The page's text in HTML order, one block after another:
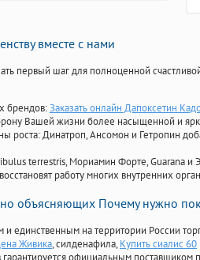
вместе с нами
первый шаг для полноценной
брендов:Заказать онлайн Дапоксетин
Вашей жизни более насыщенной и
роста: Динатроп, Ансомон и Гетропин
terrestris, Мориамин Форте, Guarana и
работу многих внутренних
объясняющих Почему нужно
единственным на территории России
Живика, силденафила, Купить сиалис 60